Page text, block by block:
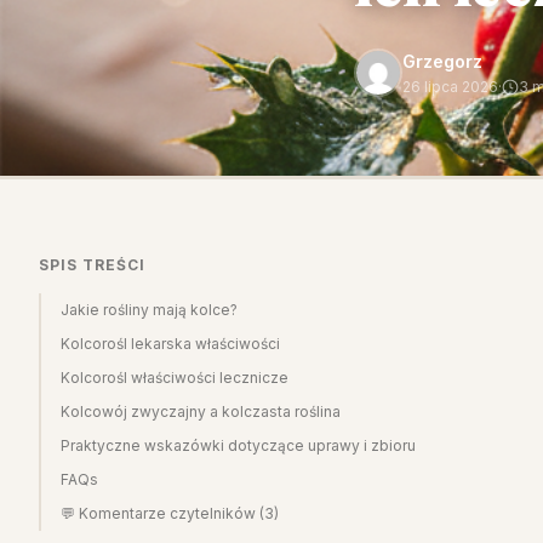
Grzegorz
26 lipca 2026· 3
SPIS TREŚCI
Jakie rośliny mają kolce?
Kolcorośl lekarska właściwości
Kolcorośl właściwości lecznicze
Kolcowój zwyczajny a kolczasta roślina
Praktyczne wskazówki dotyczące uprawy i zbioru
FAQs
💬 Komentarze czytelników (3)